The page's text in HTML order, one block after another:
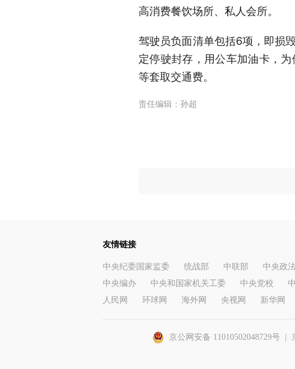
高消费餐饮场所、私人会所。
驾驶员负面清单包括6项，即损
定停驶封存，用公车加油卡，
等套取交通费。
责任编辑： 孙超
友情链接
中央纪委国家监委 统战部 中联部 中央政
中央编办
中央和国家机关工委 中央党校
人民网
环球网 海外网 央视网 新华网
京公网安备 11010502048729号